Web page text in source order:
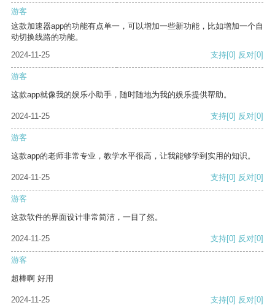
游客
这款加速器app的功能有点单一，可以增加一些新功能，比如增加一个自
动切换线路的功能。
2024-11-25
支持[0] 反对[0]
游客
这款app就像我的娱乐小助手，随时随地为我的娱乐提供帮助。
2024-11-25 支持[0] 反对[0]
游客
这款app的老师非常专业，教学水平很高，让我能够学到实用的知识。
2024-11-25 支持[0] 反对[0]
游客
这款软件的界面设计非常简洁，一目了然。
2024-11-25 支持[0] 反对[0]
游客
超棒啊 好用
2024-11-25 支持[0] 反对[0]